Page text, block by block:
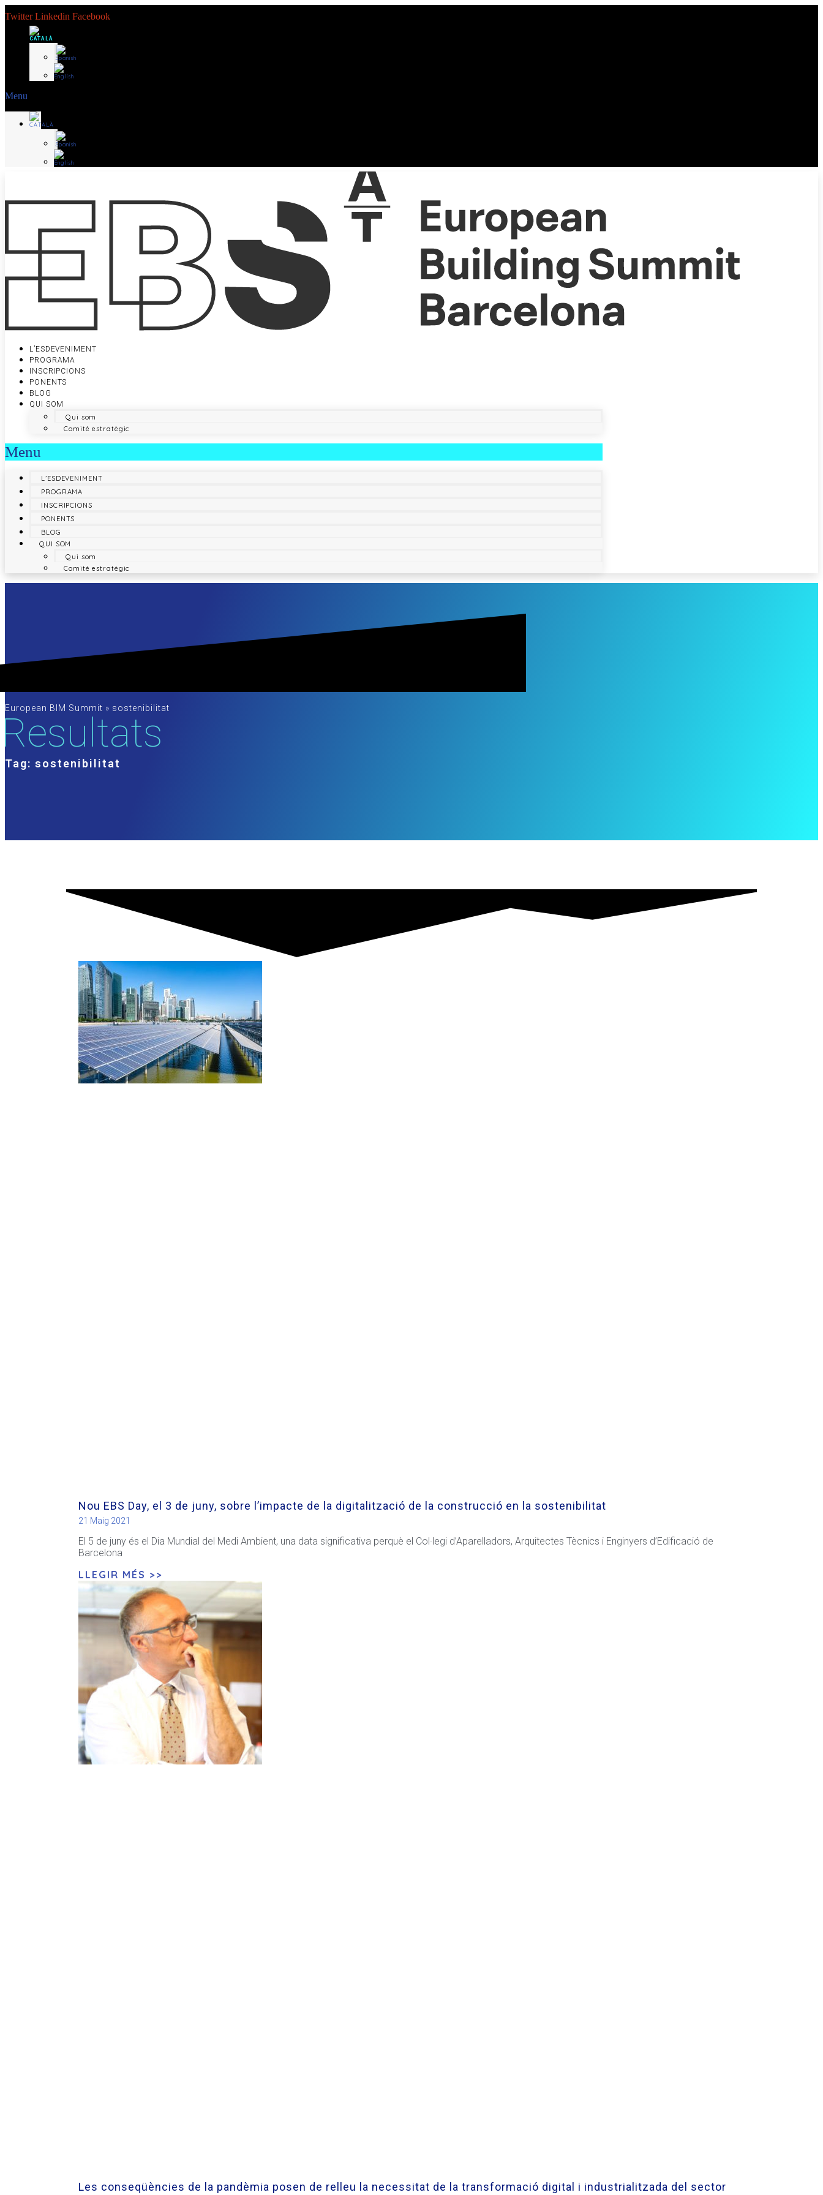
Twitter Linkedin Facebook
Menu
L’ESDEVENIMENT
PROGRAMA
INSCRIPCIONS
PONENTS
BLOG
QUI SOM
Qui som
Comitè estratègic
Menu
L’ESDEVENIMENT
PROGRAMA
INSCRIPCIONS
PONENTS
BLOG
QUI SOM
Qui som
Comitè estratègic
European BIM Summit » sostenibilitat
Resultats
Tag: sostenibilitat
Nou EBS Day, el 3 de juny, sobre l’impacte de la digitalització de la construcció en la sostenibilitat
21 Maig 2021
El 5 de juny és el Dia Mundial del Medi Ambient, una data significativa perquè el Col·legi d’Aparelladors, Arquitectes Tècnics i Enginyers d’Edificació de
Barcelona
LLEGIR MÉS >>
Les conseqüències de la pandèmia posen de relleu la necessitat de la transformació digital i industrialitzada del sector